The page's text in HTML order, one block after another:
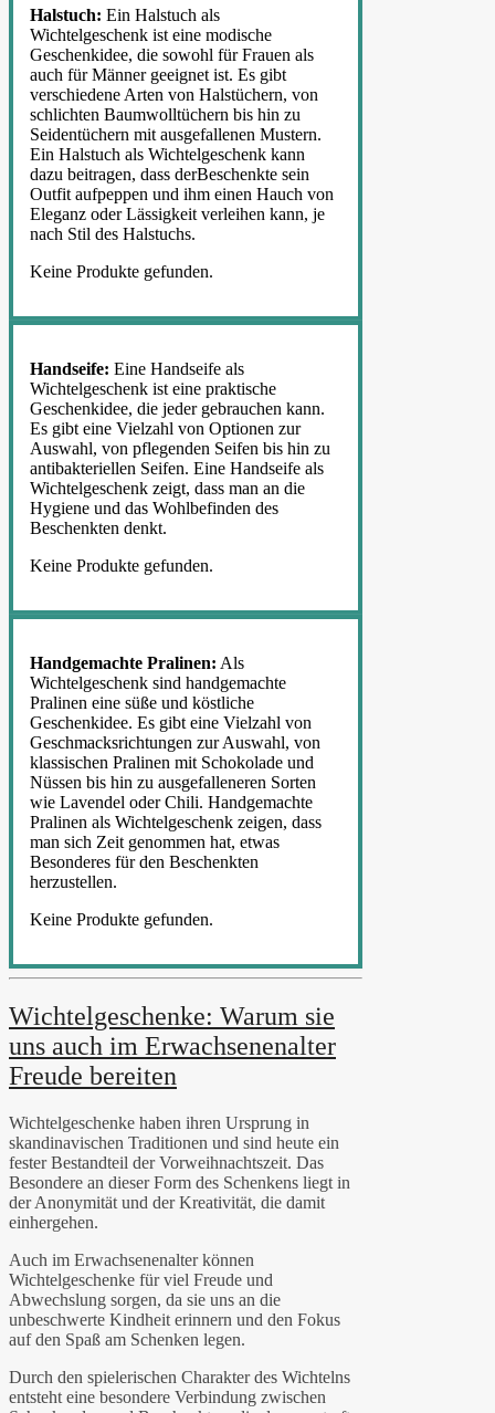
Halstuch: Ein Halstuch als
Wichtelgeschenk ist eine modische
Geschenkidee, die sowohl für Frauen als
auch für Männer geeignet ist. Es gibt
verschiedene Arten von Halstüchern, von
schlichten Baumwolltüchern bis hin zu
Seidentüchern mit ausgefallenen Mustern.
Ein Halstuch als Wichtelgeschenk kann
dazu beitragen, dass derBeschenkte sein
Outfit aufpeppen und ihm einen Hauch von
Eleganz oder Lässigkeit verleihen kann, je
nach Stil des Halstuchs.
Keine Produkte gefunden.
Handseife: Eine Handseife als
Wichtelgeschenk ist eine praktische
Geschenkidee, die jeder gebrauchen kann.
Es gibt eine Vielzahl von Optionen zur
Auswahl, von pflegenden Seifen bis hin zu
antibakteriellen Seifen. Eine Handseife als
Wichtelgeschenk zeigt, dass man an die
Hygiene und das Wohlbefinden des
Beschenkten denkt.
Keine Produkte gefunden.
Handgemachte Pralinen: Als
Wichtelgeschenk sind handgemachte
Pralinen eine süße und köstliche
Geschenkidee. Es gibt eine Vielzahl von
Geschmacksrichtungen zur Auswahl, von
klassischen Pralinen mit Schokolade und
Nüssen bis hin zu ausgefalleneren Sorten
wie Lavendel oder Chili. Handgemachte
Pralinen als Wichtelgeschenk zeigen, dass
man sich Zeit genommen hat, etwas
Besonderes für den Beschenkten
herzustellen.
Keine Produkte gefunden.
Wichtelgeschenke: Warum sie
uns auch im Erwachsenenalter
Freude bereiten
Wichtelgeschenke haben ihren Ursprung in
skandinavischen Traditionen und sind heute ein
fester Bestandteil der Vorweihnachtszeit. Das
Besondere an dieser Form des Schenkens liegt in
der Anonymität und der Kreativität, die damit
einhergehen.
Auch im Erwachsenenalter können
Wichtelgeschenke für viel Freude und
Abwechslung sorgen, da sie uns an die
unbeschwerte Kindheit erinnern und den Fokus
auf den Spaß am Schenken legen.
Durch den spielerischen Charakter des Wichtelns
entsteht eine besondere Verbindung zwischen